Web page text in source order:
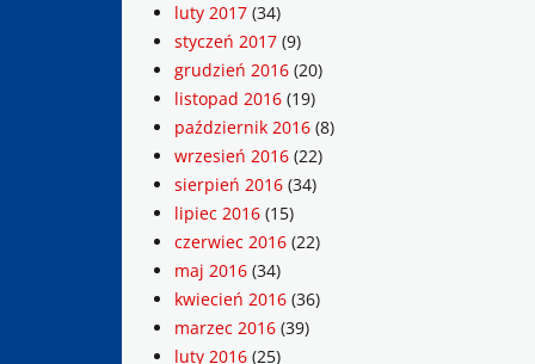
luty 2017 (34)
styczeń 2017 (9)
grudzień 2016 (20)
listopad 2016 (19)
październik 2016 (8)
wrzesień 2016 (22)
sierpień 2016 (34)
lipiec 2016 (15)
czerwiec 2016 (22)
maj 2016 (34)
kwiecień 2016 (36)
marzec 2016 (39)
luty 2016 (25)